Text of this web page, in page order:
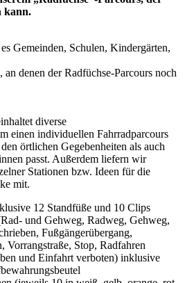
kann.
Gemeinden, Schulen, Kindergärten,
denen der Radfüchse-Parcours noch
diverse
einen individuellen Fahrradparcours
örtlichen Gegebenheiten als auch
passt. Außerdem liefern wir
Stationen bzw. Ideen für die
mit.
12 Standfüße und 10 Clips
und Gehweg, Radweg, Gehweg,
Fußgängerübergang,
Vorrangstraße, Stop, Radfahren
und Einfahrt verboten) inklusive